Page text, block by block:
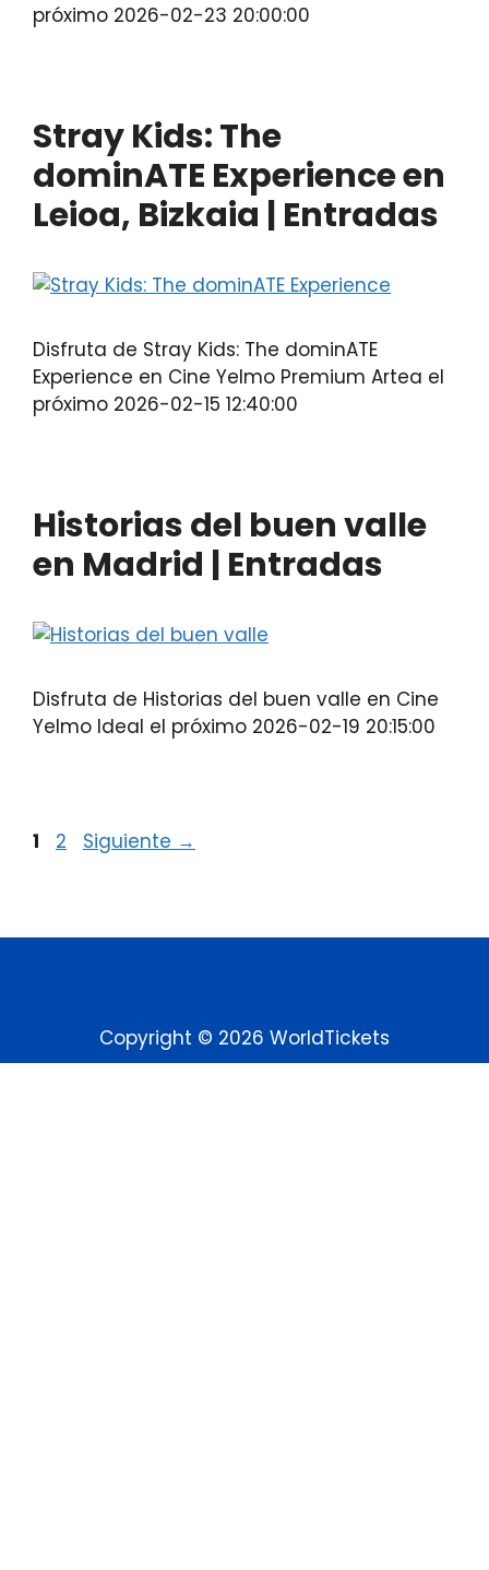
próximo 2026-02-23 20:00:00
Stray Kids: The
dominATE Experience en
Leioa, Bizkaia | Entradas
Disfruta de Stray Kids: The dominATE
Experience en Cine Yelmo Premium Artea el
próximo 2026-02-15 12:40:00
Historias del buen valle
en Madrid | Entradas
Disfruta de Historias del buen valle en Cine
Yelmo Ideal el próximo 2026-02-19 20:15:00
1 2 Siguiente →
Copyright © 2026 WorldTickets